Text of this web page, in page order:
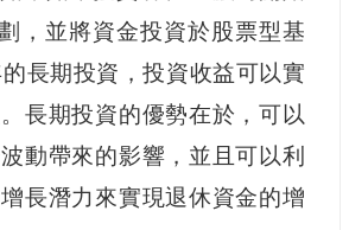
，並將資金投資於股票型基
長期投資，投資收益可以實
長期投資的優勢在於，可以
動帶來的影響，並且可以利
長潛力來實現退休資金的增